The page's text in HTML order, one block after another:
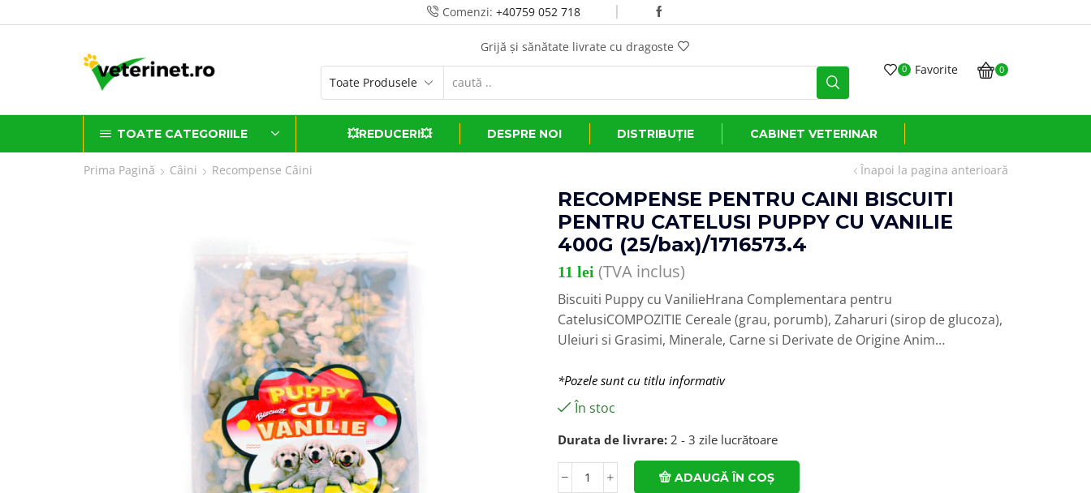
Comenzi: +40759 052 718
Transport GRATUIT la comenzi de peste 500 lei*
0 Favorite 0
TOATE CATEGORIILE 💥REDUCERI💥 DESPRE NOI DISTRIBUȚIE CABINET VETERINAR
Prima Pagină Câini Recompense Câini Înapoi la pagina anterioară
RECOMPENSE PENTRU CAINI BISCUITI
PENTRU CATELUSI PUPPY CU VANILIE
400G (25/bax)/1716573.4
11 lei (TVA inclus)
Biscuiti Puppy cu VanilieHrana Complementara pentru
CatelusiCOMPOZITIE Cereale (grau, porumb), Zaharuri (sirop de glucoza),
Uleiuri si Grasimi, Minerale, Carne si Derivate de Origine Anim…
*Pozele sunt cu titlu informativ
În stoc
Durata de livrare: 2 - 3 zile lucrătoare
ADAUGĂ ÎN COȘ